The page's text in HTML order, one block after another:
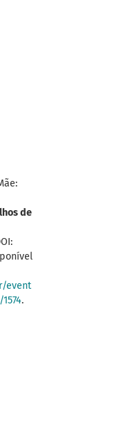
de
event
.